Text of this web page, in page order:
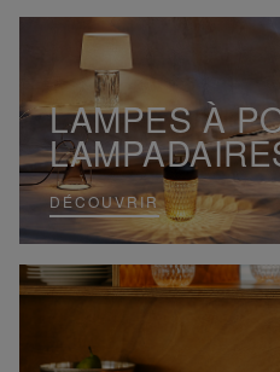
LAMPES À
DÉCOUVRIR